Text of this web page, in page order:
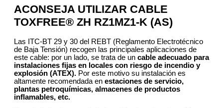
ACONSEJA UTILIZAR CABLE
TOXFREE® ZH RZ1MZ1-K (AS)
Las ITC-BT 29 y 30 del REBT (Reglamento Electrotécnico
de Baja Tensión) recogen las principales aplicaciones de
este cable: por un lado, se trata de un cable adecuado para
instalaciones fijas en locales con riesgo de incendio y
explosión (ATEX). Por este motivo su instalación es
altamente recomendada en estaciones de servicio,
plantas petroquímicas, almacenes de productos
inflamables, etc.